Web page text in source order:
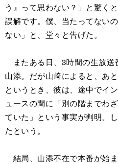
う』って思わない？」と驚く
誤解です。僕、当たってない
ない」と、堂々と告げた。
またある日、3時間の生放送
山添。だが山﨑によると、あ
というとき、彼は、途中でイ
ュースの間に「別の階までわ
ていた」という事実が判明。
たという。
結局、山添不在で本番が始